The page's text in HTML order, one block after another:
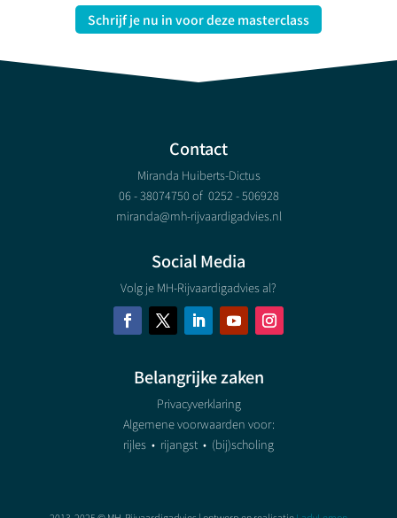
Schrijf je nu in voor deze masterclass
Contact
Miranda Huiberts-Dictus
06 - 38074750 of 0252 - 506928
miranda@mh-rijvaardigadvies.nl
Social Media
Volg je MH-Rijvaardigadvies al?
Belangrijke zaken
Privacyverklaring
Algemene voorwaarden voor:
rijles • rijangst • (bij)scholing